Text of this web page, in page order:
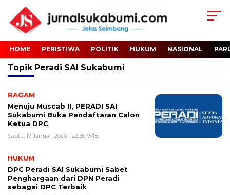
HOME PERISTIWA POLITIK HUKUM NASIONAL
Topik Peradi SAI Sukabumi
RAGAM
Menuju Muscab II, PERADI SAI
Sukabumi Buka Pendaftaran Calon
Ketua DPC
Sabtu, 17 Januari 2026 - 22:36 WIB
HUKUM
DPC Peradi SAI Sukabumi Sabet
Penghargaan dari DPN Peradi
sebagai DPC Terbaik